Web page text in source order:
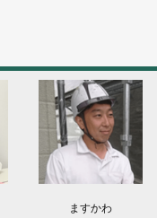
ありがとう御座います！
りがとう御座います！
ありがとう御座います！
りがとう御座います！
りがとう御座います！
ますかわ